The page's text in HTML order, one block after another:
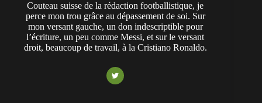
Couteau suisse de la rédaction footballistique, je
perce mon trou grâce au dépassement de soi. Sur
mon versant gauche, un don indescriptible pour
l’écriture, un peu comme Messi, et sur le versant
droit, beaucoup de travail, à la Cristiano Ronaldo.